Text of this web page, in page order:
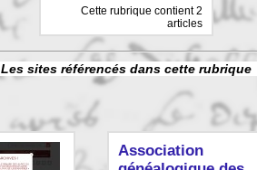
Cette rubrique contient 2
articles
Les sites référencés dans cette rubrique
Association